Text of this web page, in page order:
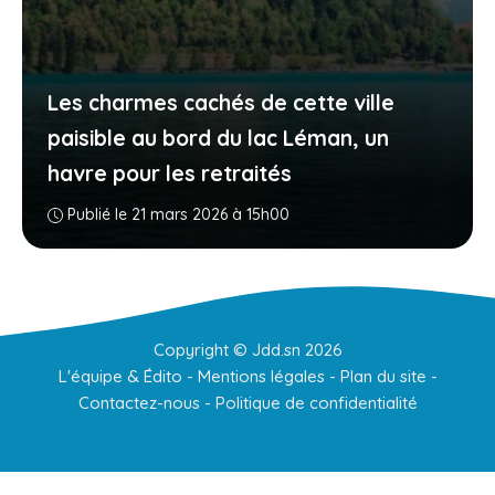
Les charmes cachés de cette ville
paisible au bord du lac Léman, un
havre pour les retraités
Publié le 21 mars 2026 à 15h00
Copyright © Jdd.sn 2026
L'équipe & Édito - Mentions légales- Plan du site -
Contactez-nous- Politique de confidentialité